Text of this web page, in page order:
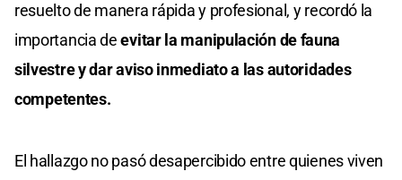
resuelto de manera rápida y profesional, y recordó la
importancia deevitar la manipulación de fauna
silvestre y dar aviso inmediato a las autoridades
competentes.
El hallazgo no pasó desapercibido entre quienes viven